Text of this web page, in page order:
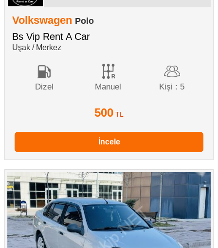
Volkswagen Polo
Bs Vip Rent A Car
Uşak / Merkez
Dizel Manuel Kişi : 5
500 TL
İncele